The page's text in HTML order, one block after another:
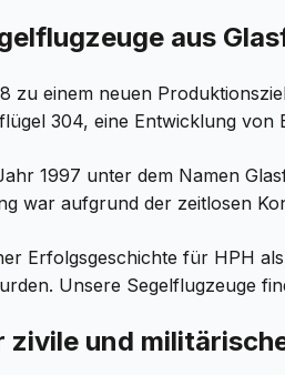
aus
zu einem neuen
304, eine Entwicklung von
1997 unter dem Namen
war aufgrund der zeitlosen
Erfolgsgeschichte für HPH
Unsere Segelflugzeuge
und